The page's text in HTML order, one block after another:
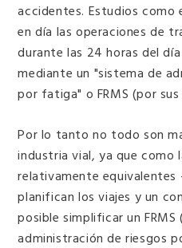
accidentes. Estudios
en día las operaciones de
durante las 24 horas del
mediante un "sistema de
por fatiga" o FRMS (por sus
Por lo tanto no todo son
industria vial, ya que como
relativamente equivalentes
planifican los viajes y un
posible simplificar un FRMS
administración de riesgos